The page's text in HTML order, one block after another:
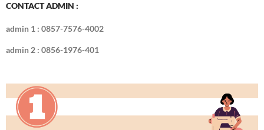
CONTACT ADMIN :
admin 1 : 0857-7576-4002
admin 2 : 0856-1976-401